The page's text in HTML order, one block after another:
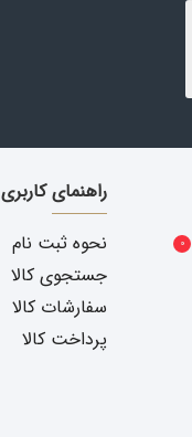
0
راهنمای کاربری
نحوه ثبت نام
جستجوی کالا
سفارشات کالا
پرداخت کالا